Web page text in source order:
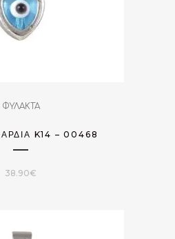
ΦΥΛΑΚΤΑ
K14 – 00468
38.90€